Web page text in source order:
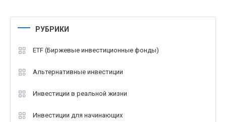
РУБРИКИ
ETF (Биржевые инвестиционные фонды)
Альтернативные инвестиции
Инвестиции в реальной жизни
Инвестиции для начинающих